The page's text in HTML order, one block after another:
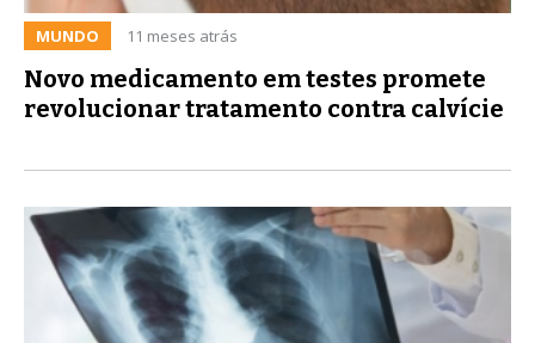
MUNDO 11 meses atrás
Novo medicamento em testes promete
revolucionar tratamento contra calvície